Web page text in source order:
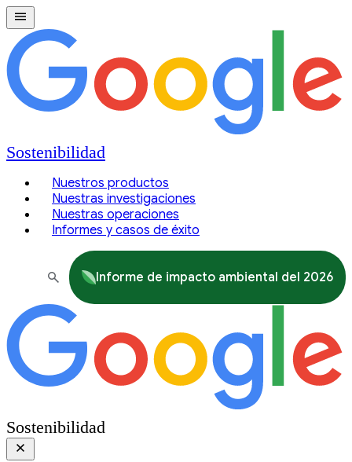
Sostenibilidad
Nuestros productos
Nuestras investigaciones
Nuestras operaciones
Informes y casos de éxito
Informe de impacto ambiental del 2026
Sostenibilidad